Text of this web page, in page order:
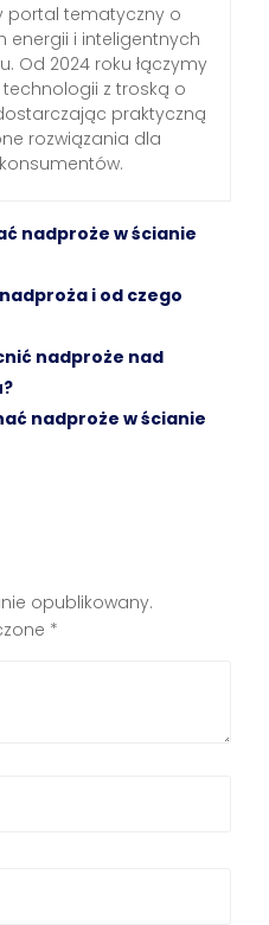
portal tematyczny o
energii i inteligentnych
Od 2024 roku łączymy
z troską o
praktyczną
rozwiązania dla
nadproże w ścianie
i od czego
nadproże nad
nadproże w ścianie
opublikowany.
*